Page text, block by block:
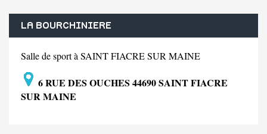
LA BOURCHINIERE
Salle de sport à SAINT FIACRE SUR MAINE
6 RUE DES OUCHES 44690 SAINT FIACRE
SUR MAINE